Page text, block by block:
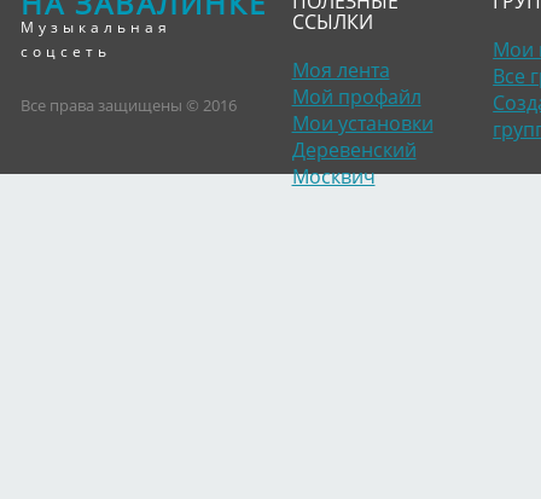
Музыкальная
соцсеть
Все права защищены © 2016
ССЫЛКИ
Моя лента
Мой профайл
Мои установки
Деревенский
Москвич
Мои
Все